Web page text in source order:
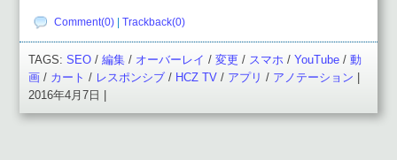
Comment(0) Trackback(0)
TAGS: SEO / 編集 / オーバーレイ / 変更 / スマホ / YouTube / 動
画 / カート / レスポンシブ / HCZ TV / アプリ / アノテーション
2016年4月7日 |